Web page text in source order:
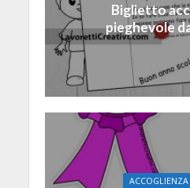
Biglietto
pieghevole